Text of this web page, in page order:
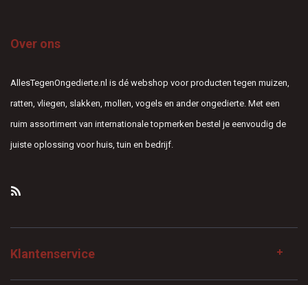
Over ons
AllesTegenOngedierte.nl is dé webshop voor producten tegen muizen,
ratten, vliegen, slakken, mollen, vogels en ander ongedierte. Met een
ruim assortiment van internationale topmerken bestel je eenvoudig de
juiste oplossing voor huis, tuin en bedrijf.
Klantenservice